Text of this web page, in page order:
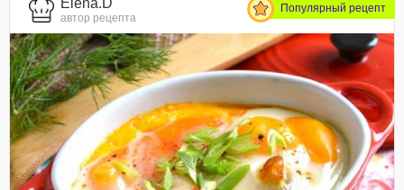
Elena.D
автор рецепта
Популярный рецепт